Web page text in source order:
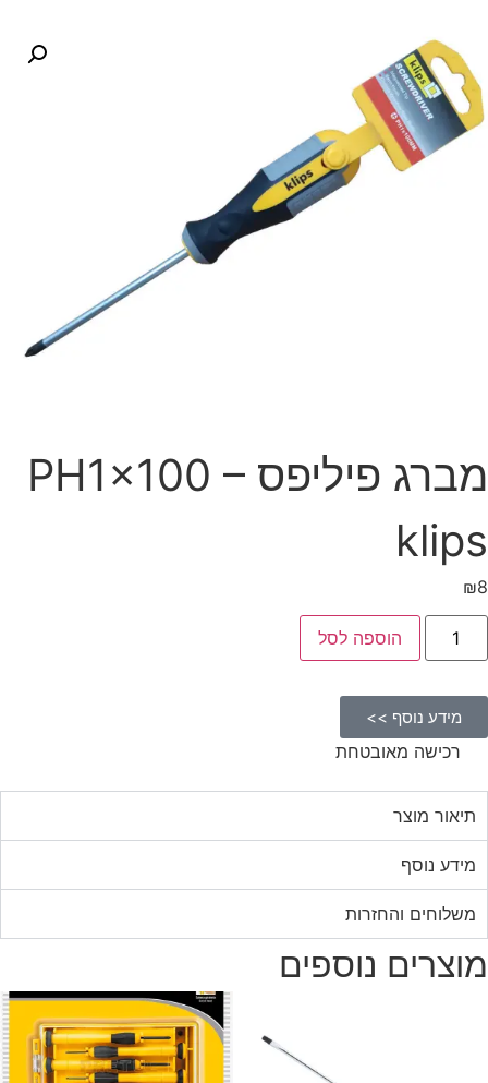
מברג פיליפס PH1×100 –
klips
₪8
הוספה לסל
מידע נוסף >>
רכישה מאובטחת
תיאור מוצר
מידע נוסף
משלוחים והחזרות
מוצרים נוספים